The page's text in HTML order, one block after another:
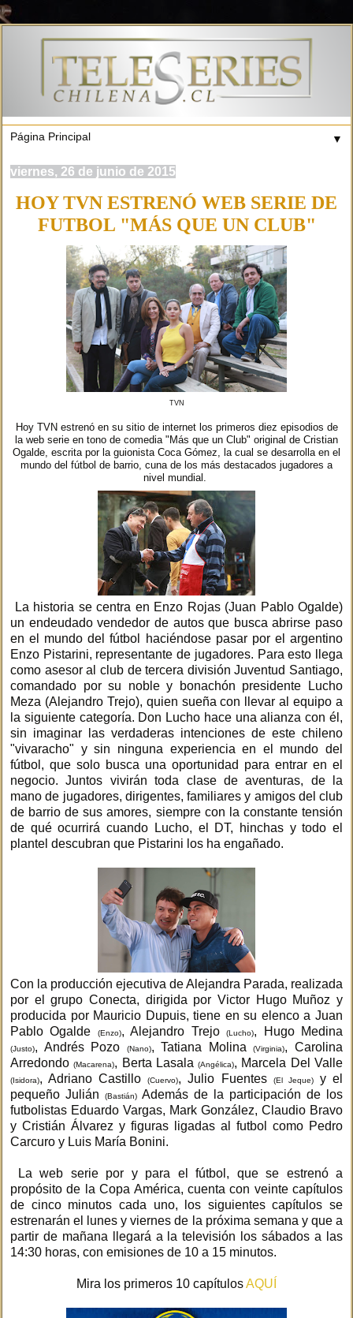
▼
viernes, 26 de junio de 2015
HOY TVN ESTRENÓ WEB SERIE DE
FUTBOL "MÁS QUE UN CLUB"
TVN
Hoy TVN estrenó en su sitio de internet los primeros diez episodios de
la web serie en tono de comedia "Más que un Club" original de Cristian
Ogalde, escrita por la guionista Coca Gómez, la cual se desarrolla en el
mundo del fútbol de barrio, cuna de los más destacados jugadores a
nivel mundial.
La historia se centra en Enzo Rojas (Juan Pablo Ogalde)
un endeudado vendedor de autos que busca abrirse paso
en el mundo del fútbol haciéndose pasar por el argentino
Enzo Pistarini, representante de jugadores. Para esto llega
como asesor al club de tercera división Juventud Santiago,
comandado por su noble y bonachón presidente Lucho
Meza (Alejandro Trejo), quien sueña con llevar al equipo a
la siguiente categoría. Don Lucho hace una alianza con él,
sin imaginar las verdaderas intenciones de este chileno
"vivaracho" y sin ninguna experiencia en el mundo del
fútbol, que solo busca una oportunidad para entrar en el
negocio. Juntos vivirán toda clase de aventuras, de la
mano de jugadores, dirigentes, familiares y amigos del club
de barrio de sus amores, siempre con la constante tensión
de qué ocurrirá cuando Lucho, el DT, hinchas y todo el
plantel descubran que Pistarini los ha engañado.
Con la producción ejecutiva de Alejandra Parada, realizada
por el grupo Conecta, dirigida por Victor Hugo Muñoz y
producida por Mauricio Dupuis, tiene en su elenco a Juan
Pablo Ogalde
(Enzo), Alejandro Trejo(Lucho), Hugo Medina
(Justo), Andrés Pozo (Nano), Tatiana Molina(Virginia), Carolina
Arredondo(Macarena), Berta Lasala(Angélica), Marcela Del Valle
(Isidora), Adriano Castillo(Cuervo), Julio Fuentes (El Jeque)y el
pequeño Julián
(Bastián) Además de la participación de los
futbolistas Eduardo Vargas, Mark González, Claudio Bravo
y Cristián Álvarez y figuras ligadas al futbol como Pedro
Carcuro y Luis María Bonini.
La web serie por y para el fútbol, que se estrenó a
propósito de la Copa América, cuenta con veinte capítulos
de cinco minutos cada uno, los siguientes capítulos se
estrenarán el lunes y viernes de la próxima semana y que a
partir de mañana llegará a la televisión los sábados a las
14:30 horas, con emisiones de 10 a 15 minutos.
Mira los primeros 10 capítulosAQUÍ